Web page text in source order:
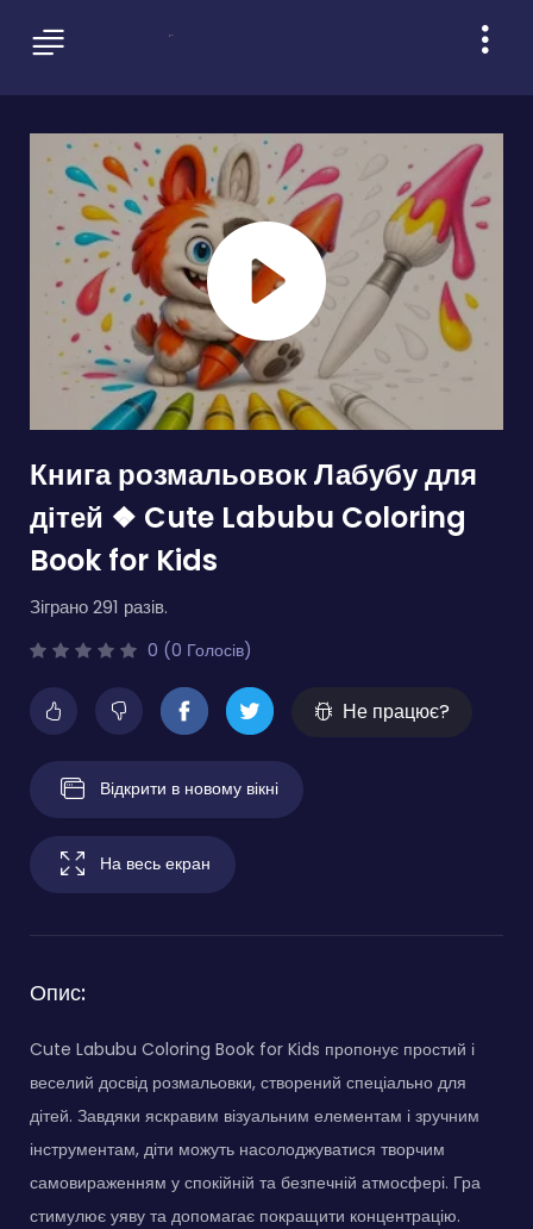
Книга розмальовок Лабубу для
дітей ❖ Cute Labubu Coloring
Book for Kids
Зіграно 291 разів.
0 (0 Голосів)
Не працює?
Відкрити в новому вікні
На весь екран
Опис:
Cute Labubu Coloring Book for Kids пропонує простий і
веселий досвід розмальовки, створений спеціально для
дітей. Завдяки яскравим візуальним елементам і зручним
інструментам, діти можуть насолоджуватися творчим
самовираженням у спокійній та безпечній атмосфері. Гра
стимулює уяву та допомагає покращити концентрацію.